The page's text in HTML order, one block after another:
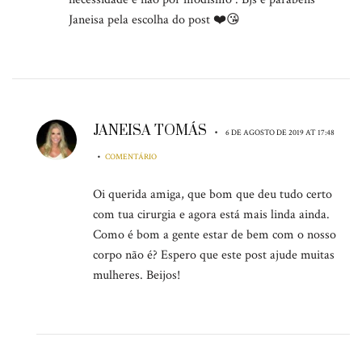
Janeisa pela escolha do post ❤️😘
JANEISA TOMÁS • 6 DE AGOSTO DE 2019 AT 17:48
• COMENTÁRIO
Oi querida amiga, que bom que deu tudo certo
com tua cirurgia e agora está mais linda ainda.
Como é bom a gente estar de bem com o nosso
corpo não é? Espero que este post ajude muitas
mulheres. Beijos!